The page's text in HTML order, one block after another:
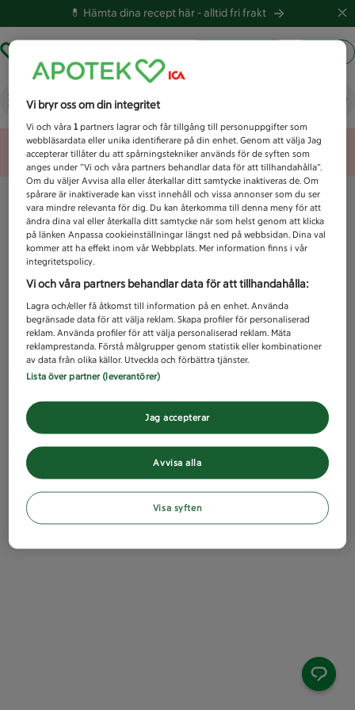
💊 Hämta dina recept här -alltid fri frakt
Vad letar du efter idag?
Unknown error
Vi bryr oss om din integritet
Vi och våra1 partners lagrar och får tillgång till personuppgifter som
webbläsardata eller unika identifierare på din enhet. Genom att välja Jag
accepterar tillåter du att spårningstekniker används för de syften som
anges under ”Vi och våra partners behandlar data för att tillhandahålla”.
Om du väljer Avvisa alla eller återkallar ditt samtycke inaktiveras de. Om
spårare är inaktiverade kan visst innehåll och vissa annonser som du ser
vara mindre relevanta för dig. Du kan återkomma till denna meny för att
ändra dina val eller återkalla ditt samtycke när som helst genom att klicka
på länken Anpassa cookieinställningar längst ned på webbsidan. Dina val
kommer att ha effekt inom vår Webbplats. Mer information finns i vår
integritetspolicy.
Vi och våra partners behandlar data för att tillhandahålla:
Lagra och/eller få åtkomst till information på en enhet. Använda
begränsade data för att välja reklam. Skapa profiler för personaliserad
reklam. Använda profiler för att välja personaliserad reklam. Mäta
reklamprestanda. Förstå målgrupper genom statistik eller kombinationer
av data från olika källor. Utveckla och förbättra tjänster.
Lista över partner (leverantörer)
Avvisa alla
Jag accepterar
Visa syften